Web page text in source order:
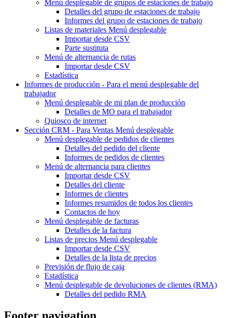
Menú desplegable de grupos de estaciones de trabajo
Detalles del grupo de estaciones de trabajo
Informes del grupo de estaciones de trabajo
Listas de materiales Menú desplegable
Importar desde CSV
Parte sustituta
Menú de alternancia de rutas
Importar desde CSV
Estadística
Informes de producción - Para el menú desplegable del
trabajador
Menú desplegable de mi plan de producción
Detalles de MO para el trabajador
Quiosco de internet
Sección CRM - Para Ventas Menú desplegable
Menú desplegable de pedidos de clientes
Detalles del pedido del cliente
Informes de pedidos de clientes
Menú de alternancia para clientes
Importar desde CSV
Detalles del cliente
Informes de clientes
Informes resumidos de todos los clientes
Contactos de hoy
Menú desplegable de facturas
Detalles de la factura
Listas de precios Menú desplegable
Importar desde CSV
Detalles de la lista de precios
Previsión de flujo de caja
Estadística
Menú desplegable de devoluciones de clientes (RMA)
Detalles del pedido RMA